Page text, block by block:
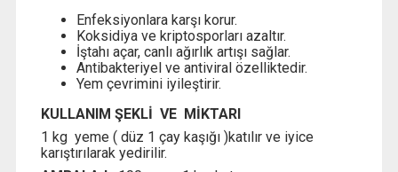
Enfeksiyonlara karşı korur.
Koksidiya ve kriptosporları azaltır.
İştahı açar, canlı ağırlık artışı sağlar.
Antibakteriyel ve antiviral özelliktedir.
Yem çevrimini iyileştirir.
KULLANIM ŞEKLİ VE MİKTARI
1 kg yeme ( düz 1 çay kaşığı )katılır ve iyice
karıştırılarak yedirilir.